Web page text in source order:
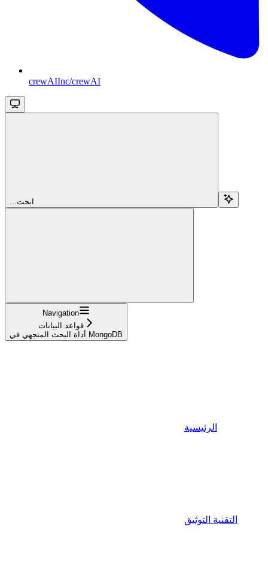
crewAIInc/crewAI
...ابحث
Navigation
قواعد البيانات
أداة البحث المتجهي في MongoDB
الرئيسية
التقنية التوثيق